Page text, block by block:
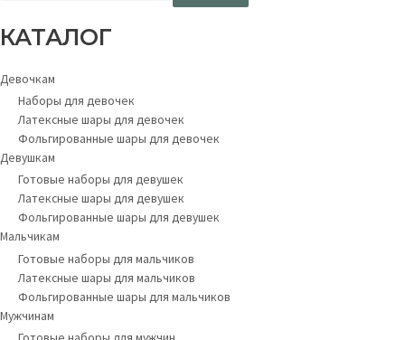
КАТАЛОГ
Девочкам
Наборы для девочек
Латексные шары для девочек
Фольгированные шары для девочек
Девушкам
Готовые наборы для девушек
Латексные шары для девушек
Фольгированные шары для девушек
Мальчикам
Готовые наборы для мальчиков
Латексные шары для мальчиков
Фольгированные шары для мальчиков
Мужчинам